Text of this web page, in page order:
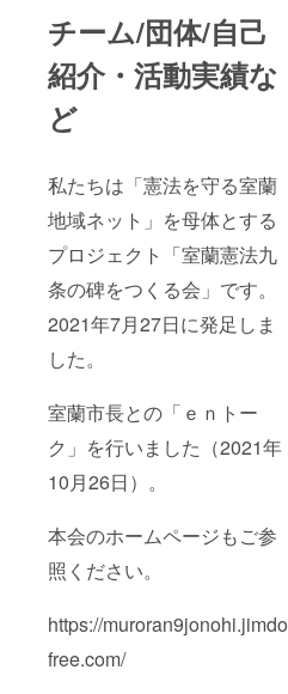
チーム/団体/自己
紹介・活動実績な
ど
私たちは「憲法を守る室蘭
地域ネット」を母体とする
プロジェクト「室蘭憲法九
条の碑をつくる会」です。
2021年7月27日に発足しま
した。
室蘭市長との「ｅｎトー
ク」を行いました（2021年
10月26日）。
本会のホームページもご参
照ください。
https://muroran9jonohi.jimdo
free.com/